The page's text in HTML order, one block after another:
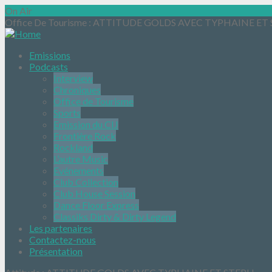
On Air
Office De Tourisme : ATTITUDE GOLDS AVEC TYPHAINE ET
Emissions
Podcasts
Interview
Chroniques
Office de Tourisme
Sports
Emission du CIJ
Frontière Rock
Rockland
L’autre Music
Evénements
Club Collection
Club House Session
Dance Floor Express
Classiks Dirty & Dirty Legend
Les partenaires
Contactez-nous
Présentation